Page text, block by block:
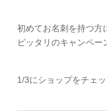
初めてお名刺を持つ方
ピッタリのキャンペ
1/3にショップをチェ